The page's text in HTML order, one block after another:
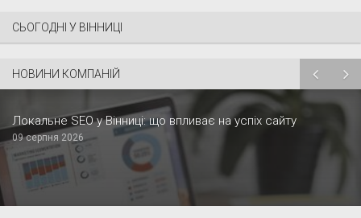
СЬОГОДНІ У ВІННИЦІ
НОВИНИ КОМПАНІЙ
Локальне SEO у Вінниці: що впливає на успіх сайту
09 серпня 2026